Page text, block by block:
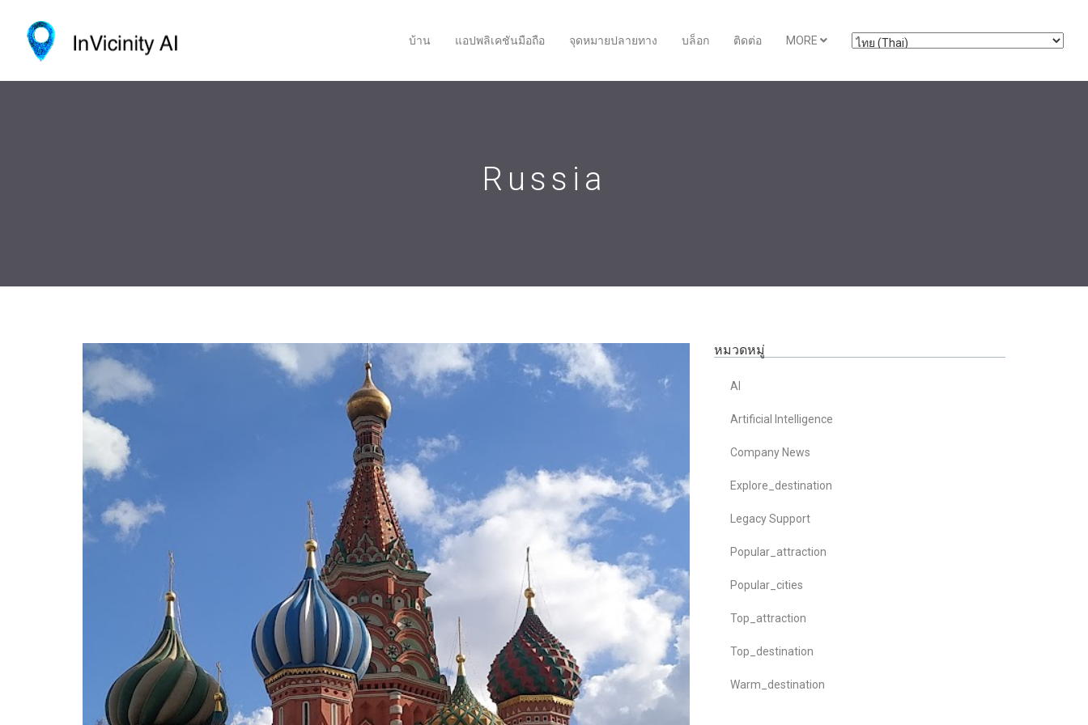
บ้าน แอปพลิเคชันมือถือ จุดหมายปลายทาง บล็อก ติดต่อ MORE
Russia
หมวดหมู่
AI
Artificial Intelligence
Company News
Explore_destination
Legacy Support
Popular_attraction
Popular_cities
Top_attraction
Top_destination
Warm_destination